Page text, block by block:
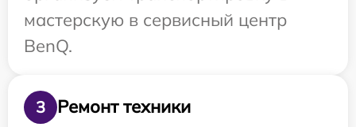
мастерскую в сервисный центр
BenQ.
3
Ремонт техники